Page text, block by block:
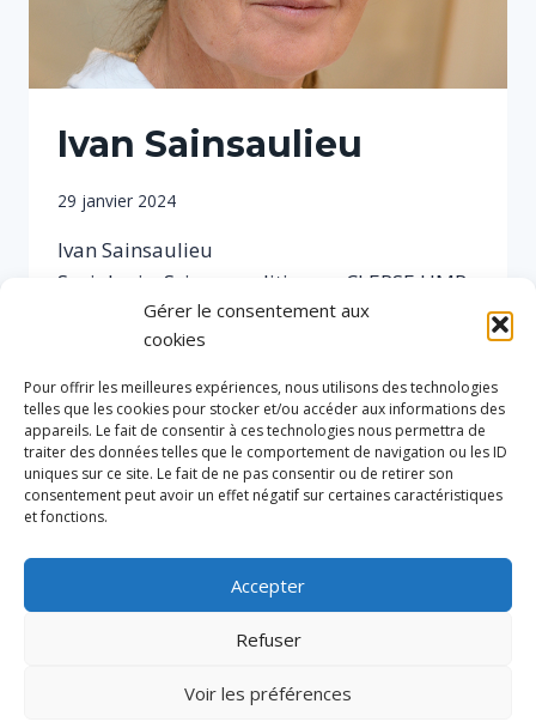
Gérer le consentement aux
cookies
Pour offrir les meilleures expériences, nous utilisons des technologies
telles que les cookies pour stocker et/ou accéder aux informations des
appareils. Le fait de consentir à ces technologies nous permettra de
traiter des données telles que le comportement de navigation ou les ID
uniques sur ce site. Le fait de ne pas consentir ou de retirer son
consentement peut avoir un effet négatif sur certaines caractéristiques
et fonctions.
Accepter
Refuser
Voir les préférences
Ivan Sainsaulieu
Par
29 janvier 2024
Ivan Sainsaulieu
Sociologie, Science politique – CLERSE UMR
Navigation
Page
précédente
1 … 7 8 9
10
suivante
Politique de cookies (UE)
Politique de confidentialité
Contact